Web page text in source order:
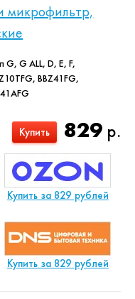
микрофильтр,
G, G ALL, D, E, F,
BBZ41FG,
829 р.
Купить
Купить за 829 рублей
Купить за 829 рублей